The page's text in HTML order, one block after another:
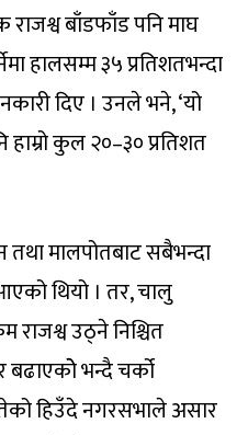
बाँडफाँड पनि माघ
हालसम्म ३५ प्रतिशतभन्दा
दिए । उनले भने, ‘यो
कुल २०–३० प्रतिशत
तथा मालपोतबाट सबैभन्दा
थियो । तर, चालु
राजश्व उठ्ने निश्चित
भन्दै चर्को
हिउँदे नगरसभाले असार